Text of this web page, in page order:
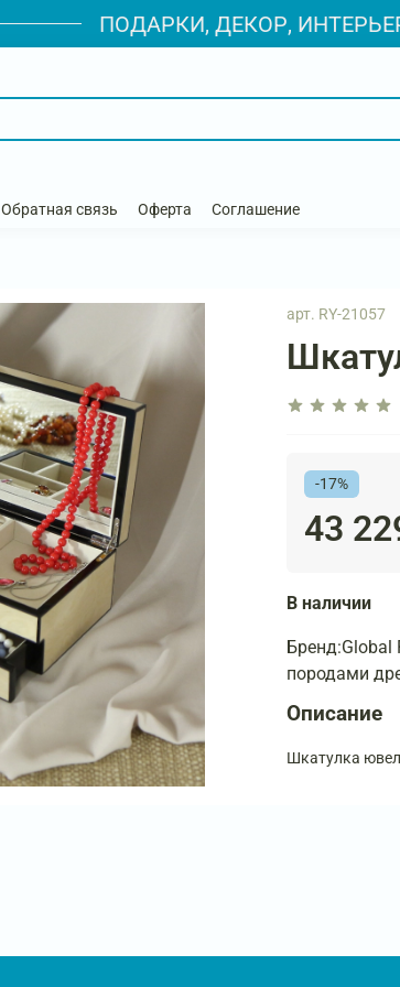
ПОДАРКИ, ДЕКОР,
Обратная связь Оферта Соглашение
арт. RY-21057
-17%
43
В наличии
породами
Описание
Шкатулка